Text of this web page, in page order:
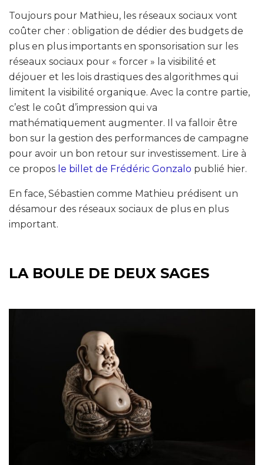
Toujours pour Mathieu, les réseaux sociaux vont
coûter cher : obligation de dédier des budgets de
plus en plus importants en sponsorisation sur les
réseaux sociaux pour « forcer » la visibilité et
déjouer et les lois drastiques des algorithmes qui
limitent la visibilité organique. Avec la contre partie,
c’est le coût d’impression qui va
mathématiquement augmenter. Il va falloir être
bon sur la gestion des performances de campagne
pour avoir un bon retour sur investissement. Lire à
ce propos le billet de Frédéric Gonzalo publié hier.
En face, Sébastien comme Mathieu prédisent un
désamour des réseaux sociaux de plus en plus
important.
LA BOULE DE DEUX SAGES